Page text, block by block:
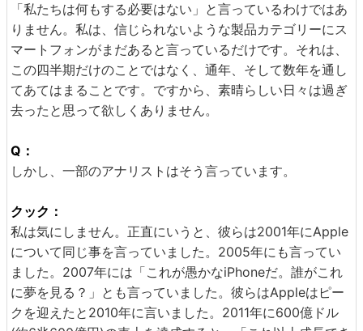
「私たちは何もする必要はない」と言っているわけではあ
りません。私は、信じられないような製品カテゴリーにス
マートフォンがまだあると言っているだけです。それは、
この四半期だけのことではなく、通年、そして数年を通し
てあてはまることです。ですから、素晴らしい日々は過ぎ
去ったと思って欲しくありません。
Q：
しかし、一部のアナリストはそう言っています。
クック：
私は気にしません。正直にいうと、彼らは2001年にApple
について同じ事を言っていました。2005年にも言ってい
ました。2007年には「これが愚かなiPhoneだ。誰がこれ
に夢を見る？」とも言っていました。彼らはAppleはピー
クを迎えたと2010年に言いました。2011年に600億ドル